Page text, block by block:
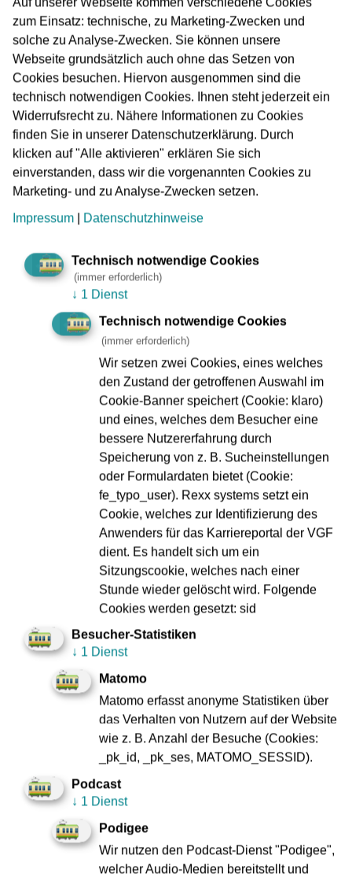
Besuchen Sie die Foto-Ausstellung
zur Jubiläumskampagne
Für die Kampagne wurden Fahrgäste und Passant:innen
spontan in sechs Frankfurter U-Bahn-Stationen porträtiert.
Entstanden sind 48 Motive vor den charakteristischen
Farben, Strukturen und Wänden der Stationen – Orten, die
viele Frankfurter:innen täglich passieren. Auf diese Weise
Begegnungen, Mobilität und dem urbanen Miteinander
Die Ausstellung zeigt Menschen unterschiedlichster
Herkunft, Altersgruppen und Lebenssituationen. Sie stehen
stellvertretend für die vielen Fahrgäste, die Frankfurt jeden
Tag mit Bus und Bahn bewegen und das öffentliche Leben
der Stadt prägen.
Zu sehen sind die Fotos in der
Braubachstraße 34
60311 Frankfurt am Main
Öffnungszeiten
6., 7., 13. und 14. August 2026,
zum Einsatz: technische, zu Marketing-Zwecken und
solche zu Analyse-Zwecken. Sie können unsere
Webseite grundsätzlich auch ohne das Setzen von
Cookies besuchen. Hiervon ausgenommen sind die
technisch notwendigen Cookies. Ihnen steht jederzeit ein
Widerrufsrecht zu. Nähere Informationen zu Cookies
finden Sie in unserer Datenschutzerklärung. Durch
klicken auf "Alle aktivieren" erklären Sie sich
einverstanden, dass wir die vorgenannten Cookies zu
Marketing- und zu Analyse-Zwecken setzen.
Impressum
Datenschutzhinweise
Technisch notwendige Cookies
(immer erforderlich)
↓ 1 Dienst
Technisch notwendige Cookies
(immer erforderlich)
Wir setzen zwei Cookies, eines welches
den Zustand der getroffenen Auswahl im
Cookie-Banner speichert (Cookie: klaro)
und eines, welches dem Besucher eine
bessere Nutzererfahrung durch
Speicherung von z. B. Sucheinstellungen
oder Formulardaten bietet (Cookie:
fe_typo_user). Rexx systems setzt ein
Cookie, welches zur Identifizierung des
Anwenders für das Karriereportal der VGF
dient. Es handelt sich um ein
Sitzungscookie, welches nach einer
Stunde wieder gelöscht wird. Folgende
Cookies werden gesetzt: sid
Besucher-Statistiken
↓ 1 Dienst
Matomo
Matomo erfasst anonyme Statistiken über
das Verhalten von Nutzern auf der Website
wie z. B. Anzahl der Besuche (Cookies:
_pk_id, _pk_ses, MATOMO_SESSID).
Podcast
↓ 1 Dienst
Podigee
Wir nutzen den Podcast-Dienst "Podigee",
welcher Audio-Medien bereitstellt und